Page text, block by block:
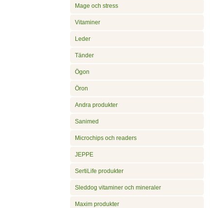
Mage och stress
Vitaminer
Leder
Tänder
Ögon
Öron
Andra produkter
Sanimed
Microchips och readers
JEPPE
SertiLife produkter
Sleddog vitaminer och mineraler
Maxim produkter